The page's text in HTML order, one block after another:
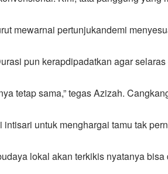
mewarnai pertunjukandemi
pun kerapdipadatkan agar
tetap sama,” tegas Azizah.
intisari untuk menghargai tamu tak
lokal akan terkikis nyatanya bisa